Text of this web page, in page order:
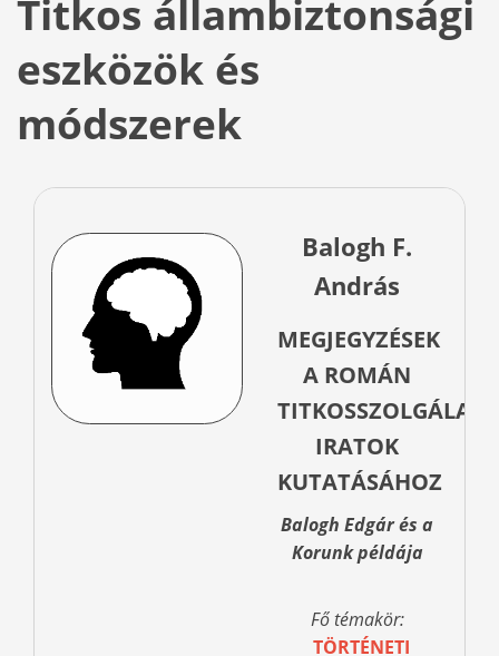
Titkos állambiztonsági
eszközök és
módszerek
Balogh F.
András
MEGJEGYZÉSEK
A ROMÁN
TITKOSSZOLGÁLATI
IRATOK
KUTATÁSÁHOZ
Balogh Edgár és a
Korunk példája
Fő témakör:
TÖRTÉNETI